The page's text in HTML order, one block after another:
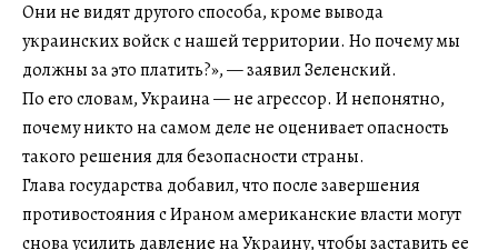
Они не видят другого способа, кроме вывода
украинских войск с нашей территории. Но почему мы
должны за это платить?», — заявил Зеленский.
По его словам, Украина — не агрессор. И непонятно,
почему никто на самом деле не оценивает опасность
такого решения для безопасности страны.
Глава государства добавил, что после завершения
противостояния с Ираном американские власти могут
снова усилить давление на Украину, чтобы заставить ее